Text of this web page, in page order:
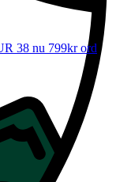
38 nu 799kr ord